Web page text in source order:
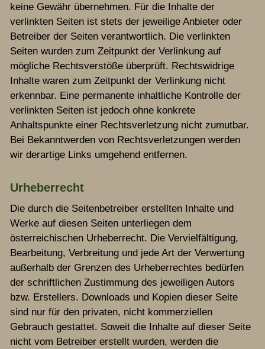
keine Gewähr übernehmen. Für die Inhalte der
verlinkten Seiten ist stets der jeweilige Anbieter oder
Betreiber der Seiten verantwortlich. Die verlinkten
Seiten wurden zum Zeitpunkt der Verlinkung auf
mögliche Rechtsverstöße überprüft. Rechtswidrige
Inhalte waren zum Zeitpunkt der Verlinkung nicht
erkennbar. Eine permanente inhaltliche Kontrolle der
verlinkten Seiten ist jedoch ohne konkrete
Anhaltspunkte einer Rechtsverletzung nicht zumutbar.
Bei Bekanntwerden von Rechtsverletzungen werden
wir derartige Links umgehend entfernen.
Urheberrecht
Die durch die Seitenbetreiber erstellten Inhalte und
Werke auf diesen Seiten unterliegen dem
österreichischen Urheberrecht. Die Vervielfältigung,
Bearbeitung, Verbreitung und jede Art der Verwertung
außerhalb der Grenzen des Urheberrechtes bedürfen
der schriftlichen Zustimmung des jeweiligen Autors
bzw. Erstellers. Downloads und Kopien dieser Seite
sind nur für den privaten, nicht kommerziellen
Gebrauch gestattet. Soweit die Inhalte auf dieser Seite
nicht vom Betreiber erstellt wurden, werden die